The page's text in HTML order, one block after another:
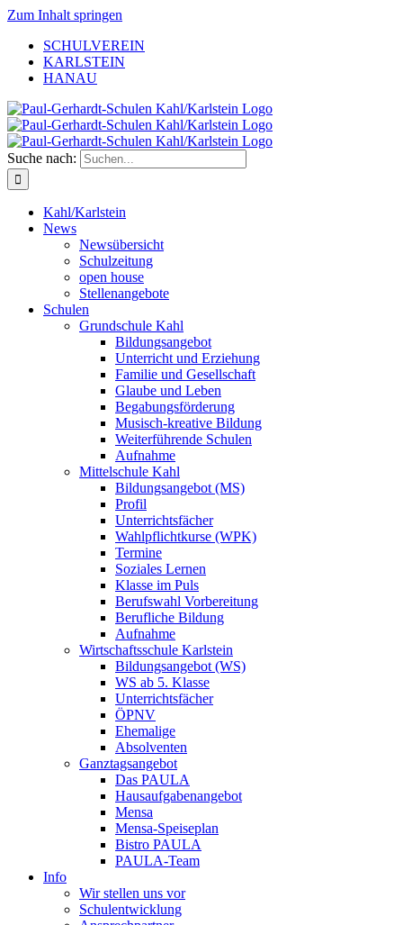
Zum Inhalt springen
SCHULVEREIN
KARLSTEIN
HANAU
Suche nach:
Kahl/Karlstein
News
Newsübersicht
Schulzeitung
open house
Stellenangebote
Schulen
Grundschule Kahl
Bildungsangebot
Unterricht und Erziehung
Familie und Gesellschaft
Glaube und Leben
Begabungsförderung
Musisch-kreative Bildung
Weiterführende Schulen
Aufnahme
Mittelschule Kahl
Bildungsangebot (MS)
Profil
Unterrichtsfächer
Wahlpflichtkurse (WPK)
Termine
Soziales Lernen
Klasse im Puls
Berufswahl Vorbereitung
Berufliche Bildung
Aufnahme
Wirtschaftsschule Karlstein
Bildungsangebot (WS)
WS ab 5. Klasse
Unterrichtsfächer
ÖPNV
Ehemalige
Absolventen
Ganztagsangebot
Das PAULA
Hausaufgabenangebot
Mensa
Mensa-Speiseplan
Bistro PAULA
PAULA-Team
Info
Wir stellen uns vor
Schulentwicklung